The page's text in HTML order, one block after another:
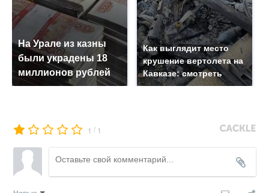
На Урале из казны
были украдены 18
миллионов рублей
Как выглядит место
крушение вертолета на
Кавказе: смотреть
1 / 1